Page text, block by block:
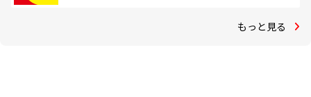
もっと見る